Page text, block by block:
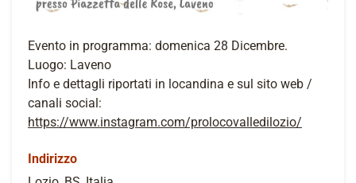
Evento in programma: domenica 28 Dicembre.
Luogo: Laveno
Info e dettagli riportati in locandina e sul sito web /
canali social:
https://www.instagram.com/prolocovalledilozio/
Indirizzo